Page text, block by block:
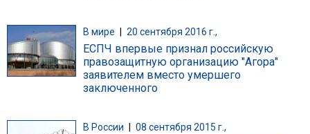
В мире 20 сентября 2016 г.,
ЕСПЧ впервые признал российскую
правозащитную организацию "Агора"
заявителем вместо умершего
заключенного
В России 08 сентября 2015 г.,